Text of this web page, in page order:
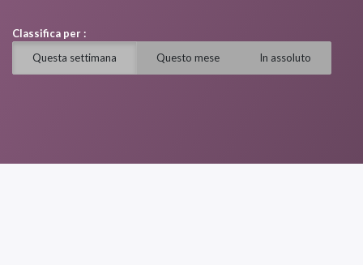
Classifica per :
Questa settimana
Questo mese In assoluto